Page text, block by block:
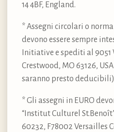
14 4BF, England.
* Assegni circolari o
devono essere sempre
Initiative e spediti al 9051
Crestwood, MO 63126,
saranno presto
* Gli assegni in EURO
“Institut Culturel
60232, F78002 Versailles